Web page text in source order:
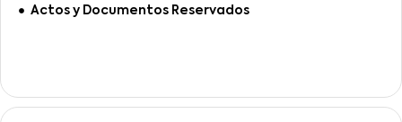
Actos y Documentos Reservados